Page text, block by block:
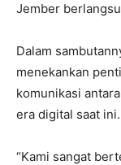
Jember
Dalam
menekankan
komunikasi
era digital saat ini.
“Kami sangat